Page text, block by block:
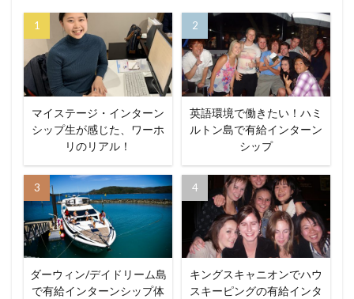
マイステージ・インターン
シップ生が感じた、ワーホ
リのリアル！
英語環境で働きたい！ハミ
ルトン島で有給インターン
シップ
ダーウィン/デイドリーム島
で有給インターンシップ体
キングスキャニオンでハウ
スキーピングの有給インタ